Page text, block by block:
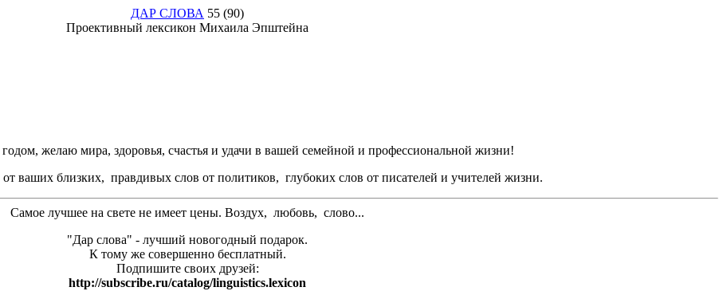
ДАР СЛОВА 55 (90)
Проективный лексикон Михаила Эпштейна
желаю мира, здоровья, счастья и удачи в вашей семейной и профессиональной жизни!
ваших близких, правдивых слов от политиков, глубоких слов от писателей и учителей жизни.
Самое лучшее на свете не имеет цены. Воздух, любовь, слово...
"Дар слова" - лучший новогодный подарок.
К тому же совершенно бесплатный.
Подпишите своих друзей:
http://subscribe.ru/catalog/linguistics.lexicon